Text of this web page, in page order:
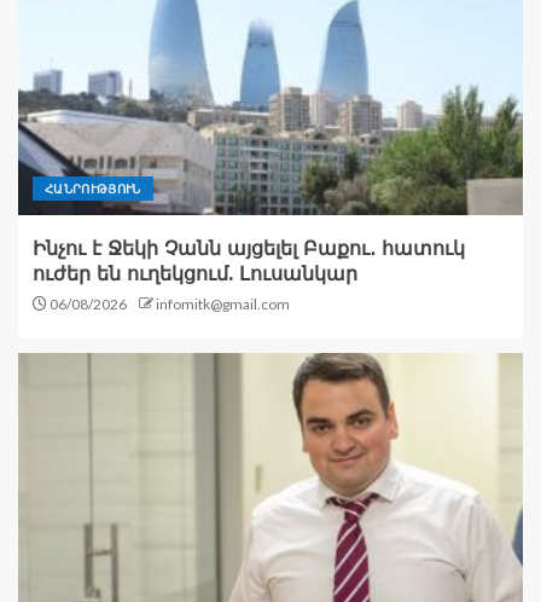
ՀԱՆՐՈՒԹՅՈՒՆ
Ինչու է Ջեկի Չանն այցելել Բաքու․ հատուկ
ուժեր են ուղեկցում. Լուսանկար
06/08/2026 infomitk@gmail.com